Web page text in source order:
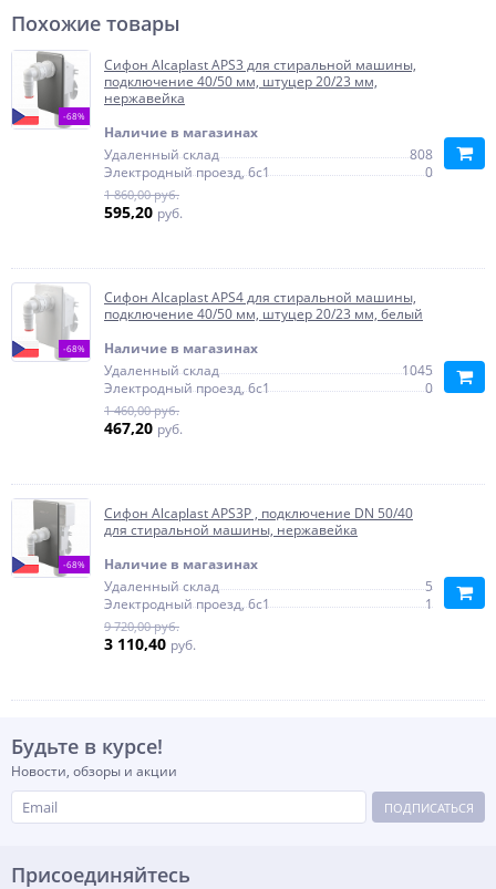
Похожие товары
-68%
Сифон Alcaplast APS3 для стиральной машины,
подключение 40/50 мм, штуцер 20/23 мм,
нержавейка
Наличие в магазинах
Удаленный склад
808
Электродный проезд, 6с1
0
1 860,00 руб.
595,20 руб.
-68%
Сифон Alcaplast APS4 для стиральной машины,
подключение 40/50 мм, штуцер 20/23 мм, белый
Наличие в магазинах
Удаленный склад
1045
Электродный проезд, 6с1
0
1 460,00 руб.
467,20 руб.
-68%
Сифон Alcaplast APS3P , подключение DN 50/40
для стиральной машины, нержавейка
Наличие в магазинах
Удаленный склад
5
Электродный проезд, 6с1
1
9 720,00 руб.
3 110,40 руб.
Будьте в курсе!
Новости, обзоры и акции
ПОДПИСАТЬСЯ
Присоединяйтесь